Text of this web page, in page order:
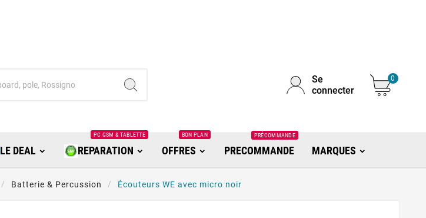
Se
connecter
0
LE DEAL REPARATION
PC GSM & TABLETTE
OFFRES
BON PLAN
PRECOMMANDE
PRÉCOMMANDE
MARQUES
Batterie & Percussion Écouteurs WE avec micro noir